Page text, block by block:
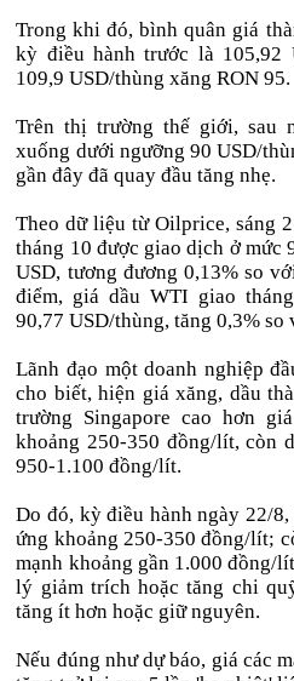
Trong khi đó, bình quân giá
kỳ điều hành trước là 105,92
109,9 USD/thùng xăng RON 95.
Trên thị trường thế giới, sau
xuống dưới ngưỡng 90 USD/
gần đây đã quay đầu tăng nhẹ.
Theo dữ liệu từ Oilprice, sáng
tháng 10 được giao dịch ở mức
USD, tương đương 0,13% so
điểm, giá dầu WTI giao
90,77 USD/thùng, tăng 0,3% so
Lãnh đạo một doanh nghiệp
cho biết, hiện giá xăng, dầu
trường Singapore cao hơn
khoảng 250-350 đồng/lít, còn
950-1.100 đồng/lít.
Do đó, kỳ điều hành ngày 22/
ứng khoảng 250-350 đồng/lít;
mạnh khoảng gần 1.000 đồng/
lý giảm trích hoặc tăng chi
tăng ít hơn hoặc giữ nguyên.
Nếu đúng như dự báo, giá các